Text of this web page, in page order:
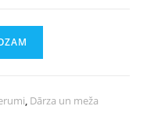
, Dārza un meža